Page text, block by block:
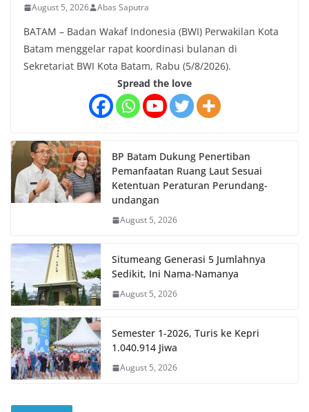
August 5, 2026 Abas Saputra
BATAM – Badan Wakaf Indonesia (BWI) Perwakilan Kota
Batam menggelar rapat koordinasi bulanan di
Sekretariat BWI Kota Batam, Rabu (5/8/2026).
Spread the love
BP Batam Dukung Penertiban
Pemanfaatan Ruang Laut Sesuai
Ketentuan Peraturan Perundang-
undangan
August 5, 2026
Situmeang Generasi 5 Jumlahnya
Sedikit, Ini Nama-Namanya
August 5, 2026
Semester 1-2026, Turis ke Kepri
1.040.914 Jiwa
August 5, 2026